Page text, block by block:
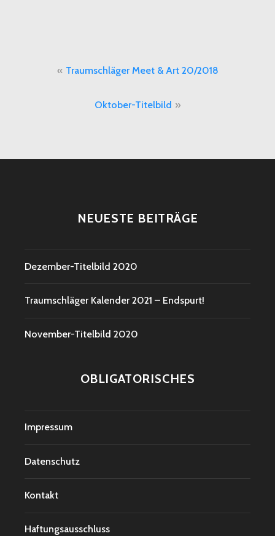
Beitragsnavigation
Traumschläger Meet & Art 20/2018
Oktober-Titelbild
NEUESTE BEITRÄGE
Dezember-Titelbild 2020
Traumschläger Kalender 2021 – Endspurt!
November-Titelbild 2020
OBLIGATORISCHES
Impressum
Datenschutz
Kontakt
Haftungsausschluss